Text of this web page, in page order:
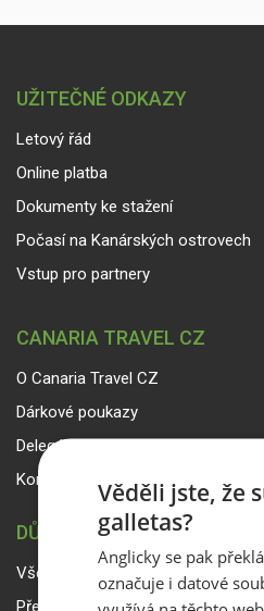
UŽITEČNÉ ODKAZY
Letový řád
Online platba
Dokumenty ke stažení
Počasí na Kanárských ostrovech
Vstup pro partnery
CANARIA TRAVEL CZ
O Canaria Travel CZ
Dárkové poukazy
Delegáti
Kontakty
DŮLEŽITÉ INFORMACE
Všeobecné smluvní podmínky a
Přepravní podmínky Smartwings
Věděli jste, že
galletas?
Anglicky se pak
označuje i datové